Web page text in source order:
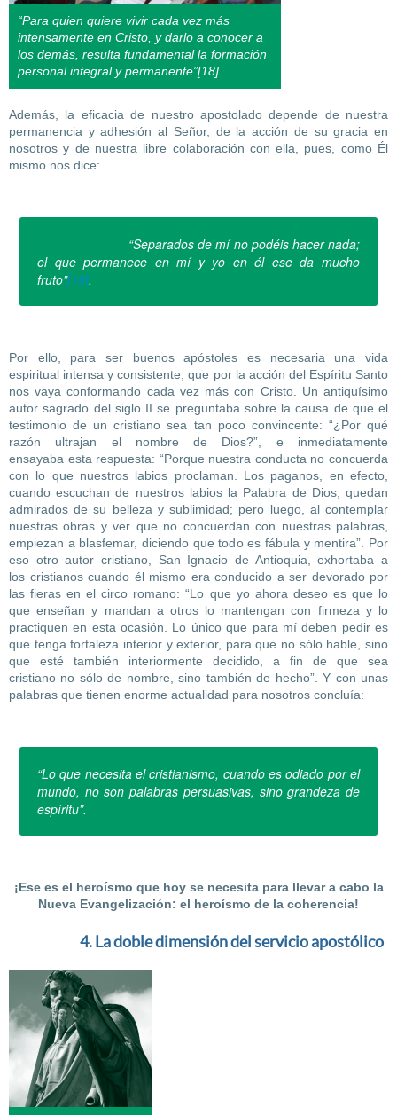
“Para quien quiere vivir cada vez más
intensamente en Cristo, y darlo a conocer a
los demás, resulta fundamental la formación
personal integral y permanente”[18].
Además, la eficacia de nuestro apostolado depende de nuestra
permanencia y adhesión al Señor, de la acción de su gracia en
nosotros y de nuestra libre colaboración con ella, pues, como Él
mismo nos dice:
“Separados de mí no podéis hacer nada;
el que permanece en mí y yo en él ese da mucho
fruto”[19].
Por ello, para ser buenos apóstoles es necesaria una vida
espiritual intensa y consistente, que por la acción del Espíritu Santo
nos vaya conformando cada vez más con Cristo. Un antiquísimo
autor sagrado del siglo II se preguntaba sobre la causa de que el
testimonio de un cristiano sea tan poco convincente: “¿Por qué
razón ultrajan el nombre de Dios?”, e inmediatamente
ensayaba esta respuesta: “Porque nuestra conducta no concuerda
con lo que nuestros labios proclaman. Los paganos, en efecto,
cuando escuchan de nuestros labios la Palabra de Dios, quedan
admirados de su belleza y sublimidad; pero luego, al contemplar
nuestras obras y ver que no concuerdan con nuestras palabras,
empiezan a blasfemar, diciendo que todo es fábula y mentira”. Por
eso otro autor cristiano, San Ignacio de Antioquia, exhortaba a
los cristianos cuando él mismo era conducido a ser devorado por
las fieras en el circo romano: “Lo que yo ahora deseo es que lo
que enseñan y mandan a otros lo mantengan con firmeza y lo
practiquen en esta ocasión. Lo único que para mí deben pedir es
que tenga fortaleza interior y exterior, para que no sólo hable, sino
que esté también interiormente decidido, a fin de que sea
cristiano no sólo de nombre, sino también de hecho”. Y con unas
palabras que tienen enorme actualidad para nosotros concluía:
“Lo que necesita el cristianismo, cuando es odiado por el
mundo, no son palabras persuasivas, sino grandeza de
espíritu”.
¡Ese es el heroísmo que hoy se necesita para llevar a cabo la
Nueva Evangelización: el heroísmo de la coherencia!
4. La doble dimensión del servicio apostólico